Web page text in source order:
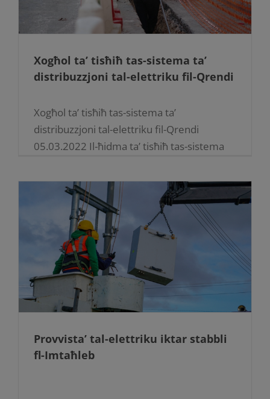
Xogħol ta’ tisħiħ tas-sistema ta’
distribuzzjoni tal-elettriku fil-Qrendi
Xogħol ta’ tisħiħ tas-sistema ta’
distribuzzjoni tal-elettriku fil-Qrendi
05.03.2022 Il-ħidma ta’ tisħiħ tas-sistema
f’diversi lokalitajiet, fosthom fil-Qrendi fejn
żdied feeder cable li jieħu l-provvista' tal-
elettriku mis-substation [...]
Provvista’ tal-elettriku iktar stabbli
fl-Imtaħleb